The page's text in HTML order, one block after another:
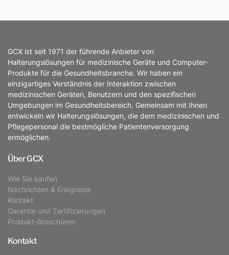
GCX ist seit 1971 der führende Anbieter von
Halterungslösungen für medizinische Geräte und Computer-
Produkte für die Gesundheitsbranche. Wir haben ein
einzigartiges Verständnis der Interaktion zwischen
medizinischen Geräten, Benutzern und den spezifischen
Umgebungen im Gesundheitsbereich. Gemeinsam mit Ihnen
entwickeln wir Halterungslösungen, die dem medizinischen und
Pflegepersonal die bestmögliche Patientenversorgung
ermöglichen.
Über GCX
Wie Sie kaufen
Nachrichten & Ereignisse
Kontakt
Garantie und Zertifizierungen
Produkt-Broschüren
Kontakt